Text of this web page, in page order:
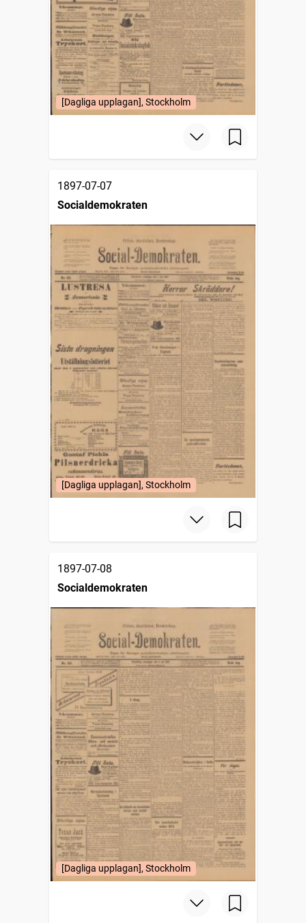
[Dagliga upplagan], Stockholm
1897-07-07
Socialdemokraten
[Dagliga upplagan], Stockholm
1897-07-08
Socialdemokraten
[Dagliga upplagan], Stockholm